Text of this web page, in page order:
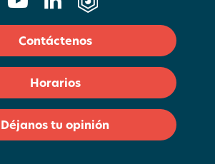
Contáctenos
Horarios
Déjanos tu opinión